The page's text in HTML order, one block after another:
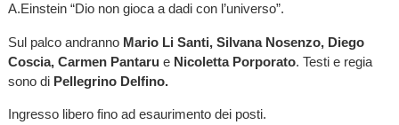
A.Einstein “Dio non gioca a dadi con l’universo”.
Sul palco andranno Mario Li Santi, Silvana Nosenzo, Diego
Coscia, Carmen Pantarue Nicoletta Porporato. Testi e regia
sono di Pellegrino Delfino.
Ingresso libero fino ad esaurimento dei posti.